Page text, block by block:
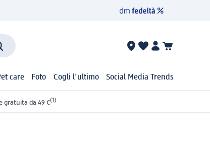
care Foto Cogli l'ultimo Social Media Trends
gratuita da 49 €(1)